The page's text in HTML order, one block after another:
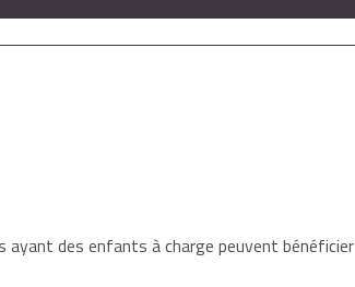
ayant des enfants à charge peuvent bénéficier